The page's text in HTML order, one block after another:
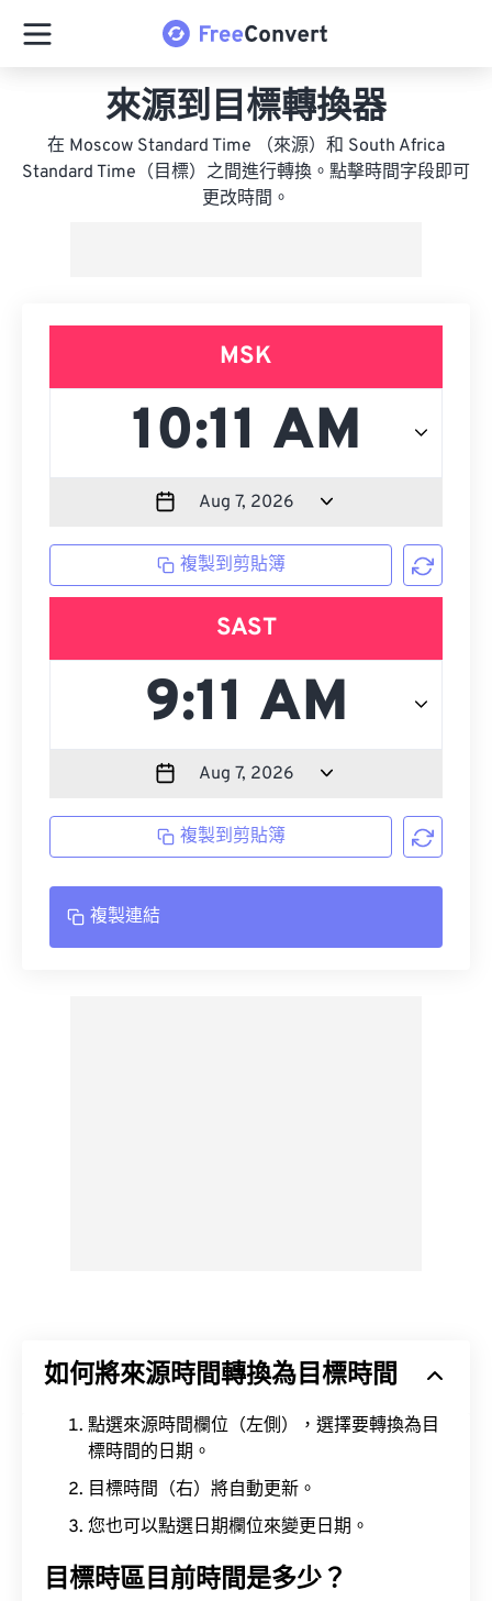
來源到目標轉換器
在 Moscow Standard Time （來源）和 South Africa
Standard Time（目標）之間進行轉換。點擊時間字段即可
更改時間。
MSK
複製到剪貼簿
SAST
複製到剪貼簿
複製連結
如何將來源時間轉換為目標時間
點選來源時間欄位（左側），選擇要轉換為目
標時間的日期。
目標時間（右）將自動更新。
您也可以點選日期欄位來變更日期。
目標時區目前時間是多少？